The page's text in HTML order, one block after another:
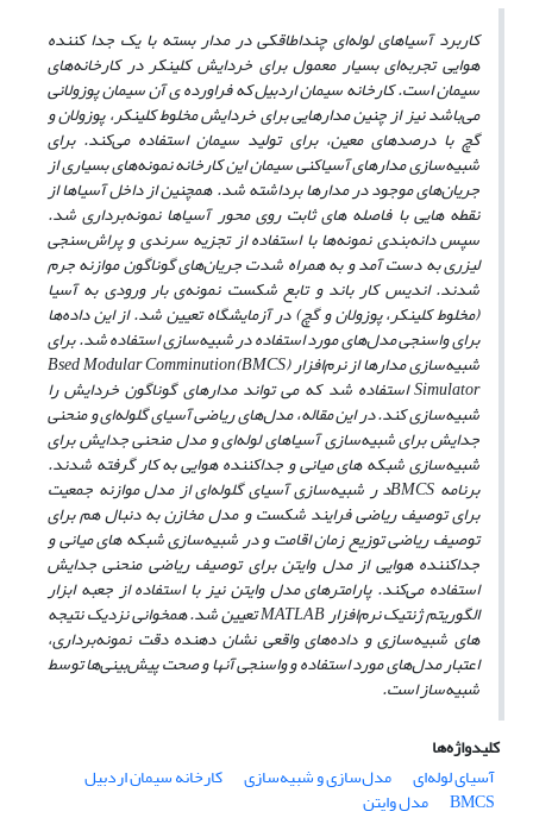
کاربرد آسیاهای لوله‌ای چنداطاقکی در مدار بسته با یک جدا کننده
هوایی تجربه‌ای بسیار معمول برای خردایش کلینکر در کارخانه‌های
سیمان است. کارخانه سیمان اردبیل که فراورده ‌ی آن سیمان پوزولانی
می‌باشد نیز از چنین مدارهایی برای خردایش مخلوط کلینکر، پوزولان و
گچ با درصد‌های معین، برای تولید سیمان استفاده می‌کند. برای
شبیه‌سازی مدارهای آسیاکنی سیمان این کارخانه نمونه‌های بسیاری از
جریان‌های موجود در مدارها برداشته شد. همچنین از داخل آسیاها از
نقطه ‌هایی با فاصله‌ های ثابت روی محور آسیاها نمونه‌برداری شد.
سپس دانه‌بندی نمونه‌ها با استفاده از تجزیه سرندی و پراش‌سنجی
لیزری به دست آمد و به همراه شدت جریان‌های گوناگون موازنه جرم
شدند. اندیس کار باند و تابع شکست نمونه‌ی بار ورودی به آسیا
(مخلوط کلینکر، پوزولان و گچ) در آزمایشگاه تعیین شد. از این داده‌ها
برای واسنجی مدل‌های مورد استفاده در شبیه‌سازی استفاده شد. برای
شبیه‌سازی مدارها از نرم‌افزار(BMCS)
Bsed Modular Comminution
Simulatorاستفاده شد که می‌ تواند مدارهای گوناگون خردایش را
شبیه‌سازی کند. در این مقاله، مدل‌های ریاضی آسیا‌ی گلوله‌ای و منحنی
جدایش برای شبیه‌سازی آسیاهای لوله‌ای و مدل منحنی جدایش برای
شبیه‌سازی شبکه‌ های میانی و جداکننده هوایی به‌ کار گرفته شدند.
برنامه BMCSد ر شبیه‌سازی آسیای گلوله‌ای از مدل موازنه جمعیت
برای توصیف ریاضی فرایند شکست و مدل مخازن به دنبال هم برای
توصیف ریاضی توزیع زمان اقامت و در شبیه‌سازی شبکه‌ های میانی و
جداکننده هوایی از مدل وایتن برای توصیف ریاضی منحنی جدایش
استفاده می‌کند. پارامترهای مدل وایتن نیز با استفاده از جعبه ابزار
الگوریتم ژنتیک نرم‌افزارMATLABتعیین شد. همخوانی نزدیک نتیجه
‌های شبیه‌سازی و داده‌های واقعی نشان دهنده دقت نمونه‌برداری،
اعتبار مدل‌‌های مورد استفاده و واسنجی آنها و صحت پیش‌بینی‌ها توسط
شبیه‌ساز است.
کلیدواژه‌ها
آسیای لوله‌ای
مدل‌سازی و شبیه‌سازی کارخانه سیمان اردبیل
‌BMCS
مدل وایتن